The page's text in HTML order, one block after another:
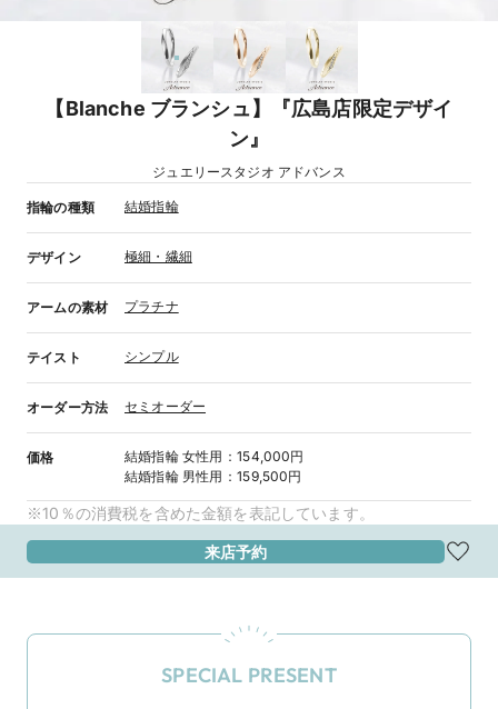
【Blanche ブランシュ】『広島店限定デザイ
ン』
ジュエリースタジオ アドバンス
指輪の種類 結婚指輪
デザイン 極細・繊細
アームの素材 プラチナ
テイスト シンプル
オーダー方法 セミオーダー
価格 結婚指輪 女性用 ：154,000円
結婚指輪 男性用 ：159,500円
※10％の消費税を含めた金額を表記しています。
来店予約
SPECIAL PRESENT